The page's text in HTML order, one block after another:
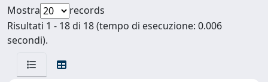
Mostra
records
Risultati 1 - 18 di 18 (tempo di esecuzione: 0.006
secondi).